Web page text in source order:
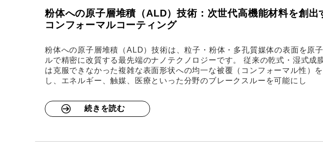
粉体への原子層堆積（ALD）技術：次世代高機能材料を創出
コンフォーマルコーティング
粉体への原子層堆積（ALD）技術は、粒子・粉体・多孔質媒体の表面を原
ルで精密に改質する最先端のナノテクノロジーです。 従来の乾式・湿式成
は克服できなかった複雑な表面形状への均一な被覆（コンフォーマル性）
し、エネルギー、触媒、医療といった分野のブレークスルーを可能にし
続きを読む